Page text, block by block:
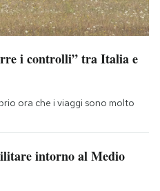
i controlli” tra Italia e
ora che i viaggi sono molto
intorno al Medio